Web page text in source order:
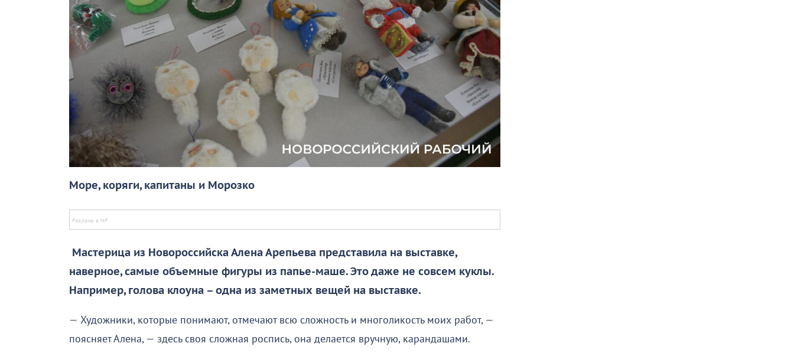
Море, коряги, капитаны и Морозко
Мастерица из Новороссийска Алена Арепьева представила на выставке,
наверное, самые объемные фигуры из папье-маше. Это даже не совсем куклы.
Например, голова клоуна – одна из заметных вещей на выставке.
— Художники, которые понимают, отмечают всю сложность и многоликость моих работ, —
поясняет Алена, — здесь своя сложная роспись, она делается вручную, карандашами.